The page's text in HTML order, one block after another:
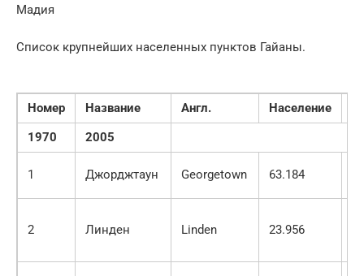
Мадия
Список крупнейших населенных пунктов Гайаны.
Номер Название Англ. Население
1970
2005
1 Джорджтаун Georgetown 63.184
2 Линден Linden 23.956